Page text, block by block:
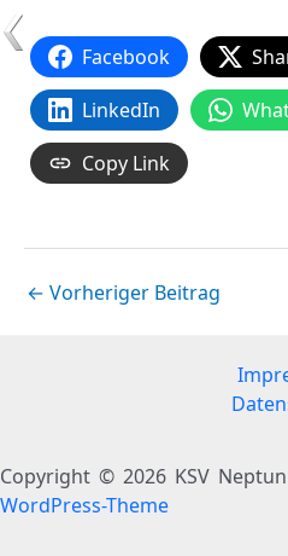
Facebook
LinkedIn
Copy Link
← Vorheriger Beitrag
Copyright © 2026 KSV
WordPress-Theme